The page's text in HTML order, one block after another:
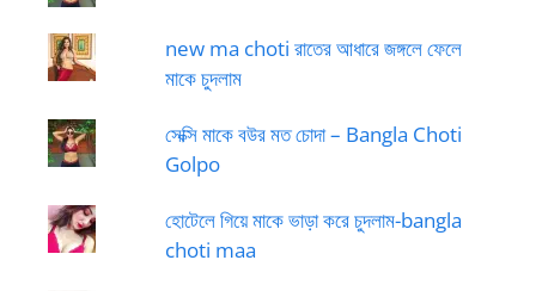
new ma choti রাতের আধারে জঙ্গলে ফেলে
মাকে চুদলাম
সেক্সি মাকে বউর মত চোদা – Bangla Choti
Golpo
হোটেলে গিয়ে মাকে ভাড়া করে চুদলাম-bangla
choti maa